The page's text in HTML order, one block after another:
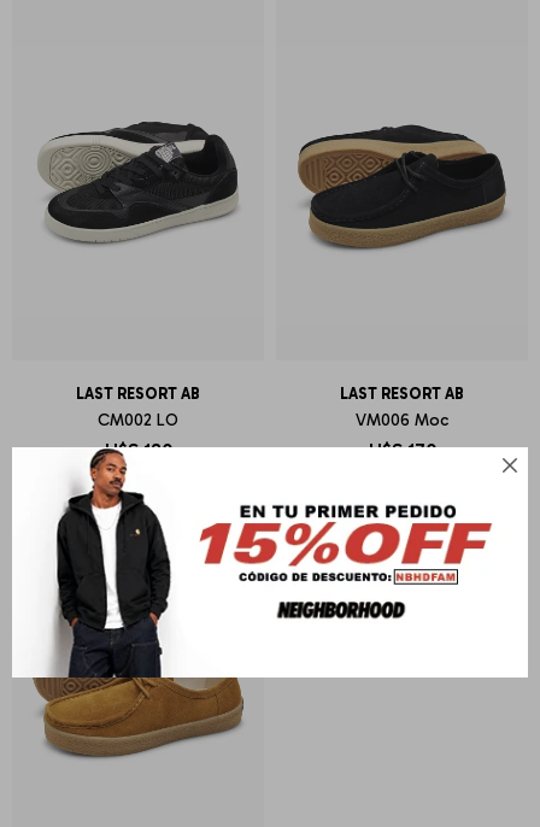

LAST RESORT AB
CM002 LO
U$S 180
LAST RESORT AB
VM006 Moc
U$S 170